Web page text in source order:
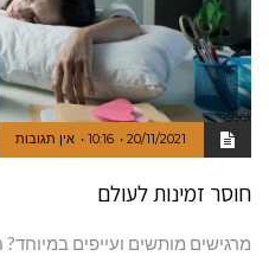
20/11/2021
10:16 אין תגובות
חוסר זמינות לעולם
מרגישים מותשים ועייפים